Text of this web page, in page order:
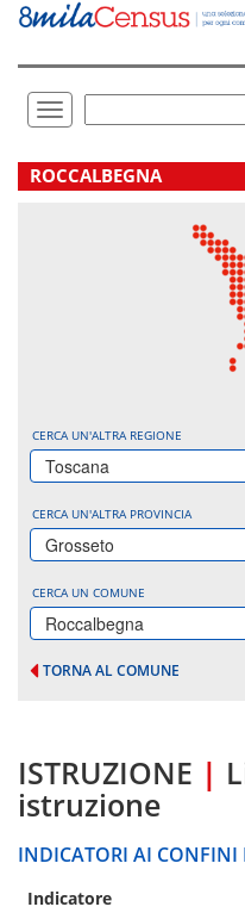
Vai
direttamente
Toggle
navigation
.
ROCCALBEGNA
CERCA UN'ALTRA REGIONE
Toscana
CERCA UN'ALTRA PROVINCIA
Grosseto
CERCA UN COMUNE
Roccalbegna
TORNA AL COMUNE
ISTRUZIONE |
istruzione
INDICATORI AI CONFINI
Indicatore